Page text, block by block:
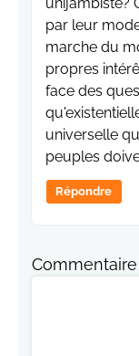
par leur
marche du
propres
face des
universelle
peuples
Répondre
Commentaire